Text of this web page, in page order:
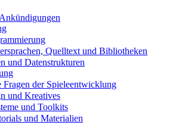
Quelltext und Bibliotheken
und Datenstrukturen
der Spieleentwicklung
und Kreatives
und Toolkits
und Materialien